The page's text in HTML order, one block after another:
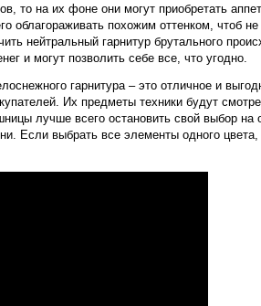
то на их фоне они могут приобретать
облагораживать похожим оттенком, чтоб
нейтральный гарнитур брутального
и могут позволить себе все, что угодно.
гарнитура – это отличное и
Их предметы техники будут
лучше всего остановить свой выбор
Если выбрать все элементы одного